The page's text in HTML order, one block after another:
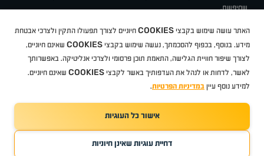
שחיפשת.
תקנוןBUY BACKמבצעיםמגזין טרייד מובילאיך זה עובד? דרושים
ניהול העדפות עוגיות
סיטרואן אופלפיג'וMG
Geelyמזדהבי ווי דיצ'רי טסלהניסאןטויוטהדאצ'יהפולקסווגןטסלה
ב מ וולקסוסאאודיסקודהיונדאירנושברולט
TradeMobile instagram
TradeMobile facebook
כל הזכויות שמורות טרייד מוביל2026
האתר עושה שימוש בקבצי COOKIES חיוניים לצורך תפעולו התקין ולצרכי אבטחת
מידע. בנוסף, בכפוף להסכמתך, נעשה שימוש בקבצי COOKIES שאינם חיוניים,
לצורך שיפור חוויית הגלישה, התאמת תוכן פרסומי ולצרכי אנליטיקה. באפשרותך
לאשר, לדחות או לנהל את העדפותיך באשר לקבצי COOKIES שאינם חיוניים.
למידע נוסף עיין במדיניות הפרטיות.
אישור כל העוגיות
דחיית עוגיות שאינן חיוניות